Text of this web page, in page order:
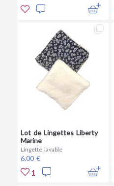
Lot de Lingettes Liberty
Marine
Lingette lavable
6.00 €
1